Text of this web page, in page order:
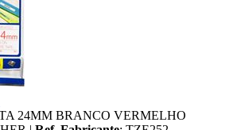
24MM BRANCO VERMELHO